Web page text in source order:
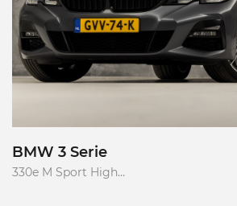
BMW 3 Serie
330e M Sport High